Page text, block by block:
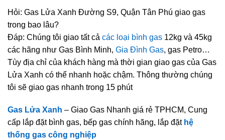
Hỏi: Gas Lửa Xanh Đường S9, Quận Tân Phú giao gas
trong bao lâu?
Đáp: Chúng tôi giao tất cả các loại bình gas 12kg và 45kg
các hãng như Gas Bình Minh, Gia Đình Gas, gas Petro…
Tùy địa chỉ của khách hàng mà thời gian giao gas của Gas
Lửa Xanh có thể nhanh hoặc chậm. Thông thường chúng
tôi sẽ giao gas nhanh trong 15 phút
Gas Lửa Xanh – Giao Gas Nhanh giá rẻ TPHCM, Cung
cấp lắp đặt bình gas, bếp gas chính hãng, lắp đặt hệ
thống gas công nghiệp